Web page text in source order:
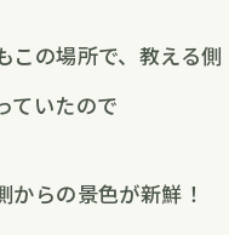
この場所で、教える側
ていたので
からの景色が新鮮！